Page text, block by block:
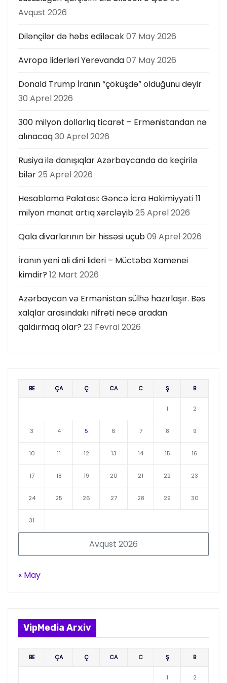
ıAvqust 2026
Dilənçilər də həbs ediləcək07 May 2026
Avropa liderləri Yerevanda07 May 2026
Donald Trump İranın “çöküşdə” olduğunu deyir
30 Aprel 2026
300 milyon dollarlıq ticarət – Ermənistandan nə
alınacaq30 Aprel 2026
Rusiya ilə danışıqlar Azərbaycanda da keçirilə
bilər25 Aprel 2026
Hesablama Palatası: Gəncə İcra Hakimiyyəti 11
milyon manat artıq xərcləyib25 Aprel 2026
Qala divarlarının bir hissəsi uçub09 Aprel 2026
İranın yeni ali dini lideri – Müctəba Xamenei
kimdir? 12 Mart 2026
Azərbaycan və Ermənistan sülhə hazırlaşır. Bəs
xalqlar arasındakı nifrəti necə aradan
qaldırmaq olar? 23 Fevral 2026
Avqust 2026
BE ÇA Ç CA C Ş B
1 2
3 4 5 6 7 8 9
10 11 12 13 14 15 16
17 18 19 20 21 22 23
24 25 26 27 28 29 30
31
« May
VipMedia Arxiv
BE ÇA Ç CA C Ş B
1 2